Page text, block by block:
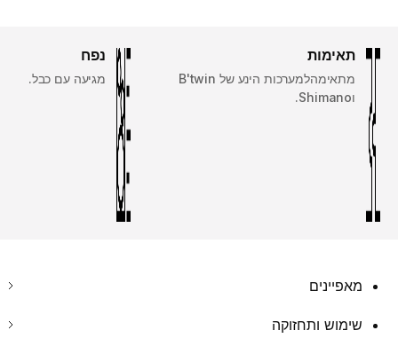
תאימות
מתאימהלמערכות הינע של B'twin
וShimano.
נפח
מגיעה עם כבל.
מאפיינים
שימוש ותחזוקה